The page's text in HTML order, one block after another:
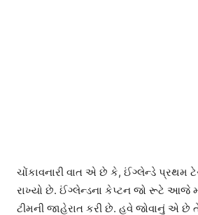
ચોંકાવનારી વાત એ છે કે, ઈંગ્લેન્ડે પ્રથમ
રાખ્યો છે. ઈંગ્લેન્ડના કેપ્ટન જો રૂટે આજે
ટીમની જાહેરાત કરી છે. હવે જોવાનું એ છે